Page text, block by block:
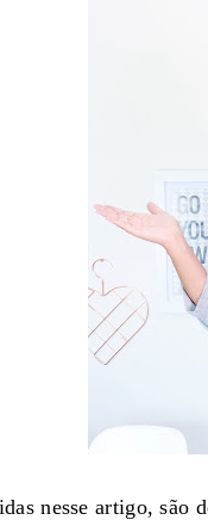
nesse artigo, são